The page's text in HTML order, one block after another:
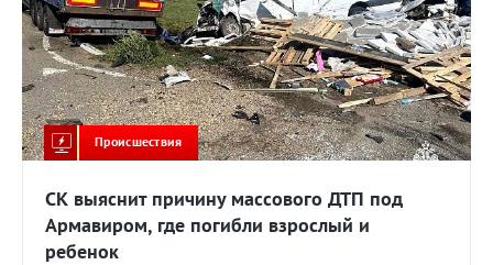
Происшествия
СК выяснит причину массового ДТП под
Армавиром, где погибли взрослый и
ребенок